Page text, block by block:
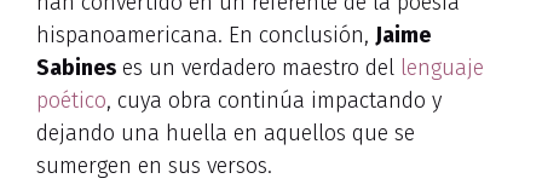
hispanoamericana. En conclusión, Jaime
Sabines es un verdadero maestro del lenguaje
poético, cuya obra continúa impactando y
dejando una huella en aquellos que se
sumergen en sus versos.